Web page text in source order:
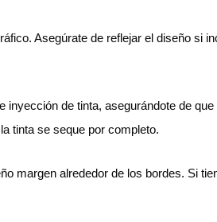
Asegúrate de reflejar el diseño si
de tinta, asegurándote de
tinta se seque por completo.
margen alrededor de los bordes. Si